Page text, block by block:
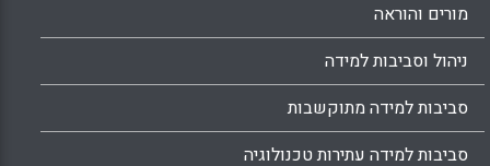
מורים והוראה
ניהול וסביבות למידה
סביבות למידה מתוקשבות
סביבות למידה עתירות טכנולוגיה